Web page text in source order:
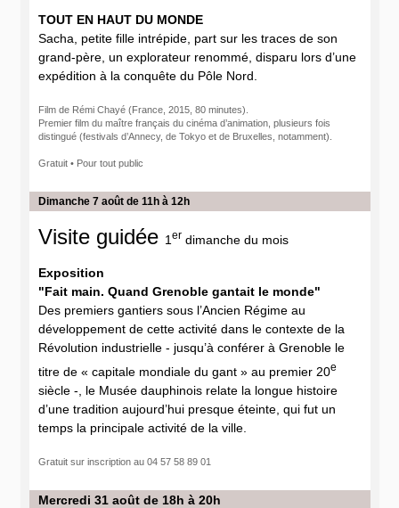
TOUT EN HAUT DU MONDE
Sacha, petite fille intrépide, part sur les traces de son
grand-père, un explorateur renommé, disparu lors d’une
expédition à la conquête du Pôle Nord.
Film de Rémi Chayé (France, 2015, 80 minutes).
Premier film du maître français du cinéma d’animation, plusieurs fois
distingué (festivals d’Annecy, de Tokyo et de Bruxelles, notamment).
Gratuit • Pour tout public
Dimanche 7 août de 11h à 12h
Visite guidée 1 er dimanche du mois
Exposition
"Fait main. Quand Grenoble gantait le monde"
Des premiers gantiers sous l’Ancien Régime au
développement de cette activité dans le contexte de la
Révolution industrielle - jusqu’à conférer à Grenoble le
titre de « capitale mondiale du gant » au premier 20e
siècle -, le Musée dauphinois relate la longue histoire
d’une tradition aujourd’hui presque éteinte, qui fut un
temps la principale activité de la ville.
Gratuit sur inscription au 04 57 58 89 01
Mercredi 31 août de 18h à 20h